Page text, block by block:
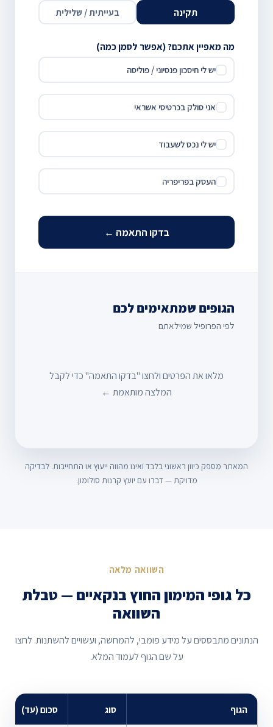
תקינה בעייתית / שלילית
מה מאפיין אתכם? (אפשר לסמן כמה)
יש לי חיסכון פנסיוני / פוליסה
אני סולק בכרטיסי אשראי
יש לי נכס לשעבוד
העסק בפריפריה
בדקו התאמה ←
הגופים שמתאימים לכם
לפי הפרופיל שמילאתם
מלאו את הפרטים ולחצו "בדקו התאמה" כדי לקבל
המלצה מותאמת ←
המאתר מספק כיוון ראשוני בלבד ואינו מהווה ייעוץ או התחייבות. לבדיקה
מדויקת — דברו עם יועץ קרנות סולומון.
השוואה מלאה
כל גופי המימון החוץ בנקאיים — טבלת
השוואה
הנתונים מתבססים על מידע פומבי, להמחשה, ועשויים להשתנות. לחצו
על שם הגוף לעמוד המלא.
הגוף סוג סכום (עד)